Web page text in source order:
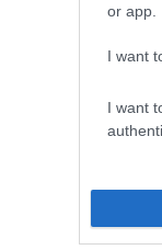
or app.
I want
I want
voltam